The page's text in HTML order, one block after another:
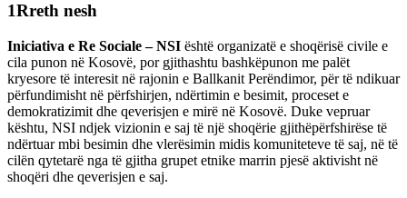
1Rreth nesh
Iniciativa e Re Sociale – NSI është organizatë e shoqërisë civile e
cila punon në Kosovë, por gjithashtu bashkëpunon me palët
kryesore të interesit në rajonin e Ballkanit Perëndimor, për të ndikuar
përfundimisht në përfshirjen, ndërtimin e besimit, proceset e
demokratizimit dhe qeverisjen e mirë në Kosovë. Duke vepruar
kështu, NSI ndjek vizionin e saj të një shoqërie gjithëpërfshirëse të
ndërtuar mbi besimin dhe vlerësimin midis komuniteteve të saj, në të
cilën qytetarë nga të gjitha grupet etnike marrin pjesë aktivisht në
shoqëri dhe qeverisjen e saj.